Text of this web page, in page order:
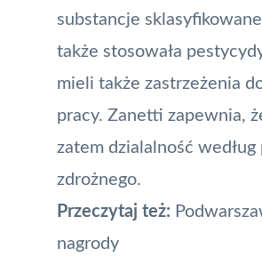
substancje
także stosowała
mieli także zastrzeżenia
pracy. Zanetti zapewnia,
zatem dzialalność
zdrożnego.
Przeczytaj też:
nagrody